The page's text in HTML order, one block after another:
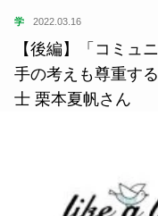
学 2022.03.16
【後編】「コミュ
手の考えも尊重す
士 栗本夏帆さん